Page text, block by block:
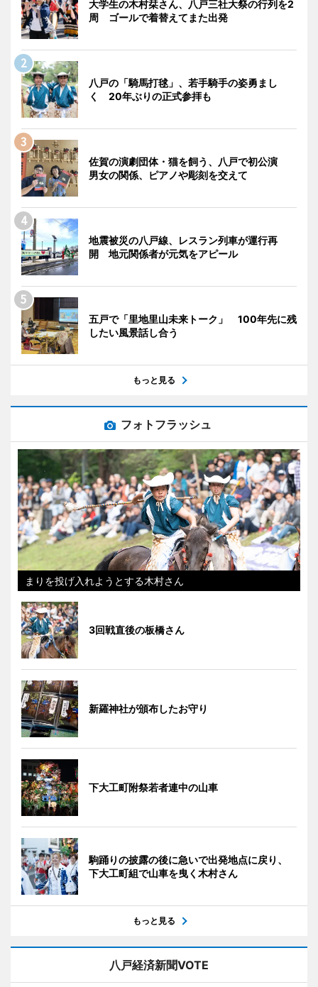
大学生の木村栞さん、八戸三社大祭の行列を2
周 ゴールで着替えてまた出発
八戸の「騎馬打毬」、若手騎手の姿勇まし
く 20年ぶりの正式参拝も
佐賀の演劇団体・猫を飼う、八戸で初公演
男女の関係、ピアノや彫刻を交えて
地震被災の八戸線、レスラン列車が運行再
開 地元関係者が元気をアピール
五戸で「里地里山未来トーク」 100年先に残
したい風景話し合う
もっと見る
フォトフラッシュ
まりを投げ入れようとする木村さん
3回戦直後の板橋さん
新羅神社が頒布したお守り
下大工町附祭若者連中の山車
駒踊りの披露の後に急いで出発地点に戻り、
下大工町組で山車を曳く木村さん
もっと見る
八戸経済新聞VOTE